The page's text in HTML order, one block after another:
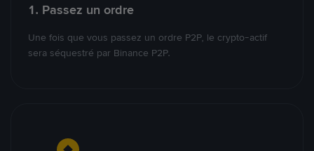
1. Passez un ordre
Une fois que vous passez un ordre P2P, le crypto-actif
sera séquestré par Binance P2P.